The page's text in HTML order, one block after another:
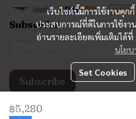
฿5,280
เว็บไซต์นี้มีการใช้งานคุ
ประสบการณ์ที่ดีในการใช้งา
อ่านรายละเอียดเพิ่มเติมได้ที่
นโย
Set Cookies
Subscribe
Subscribe